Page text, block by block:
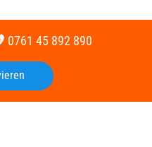
0761 45 892 890